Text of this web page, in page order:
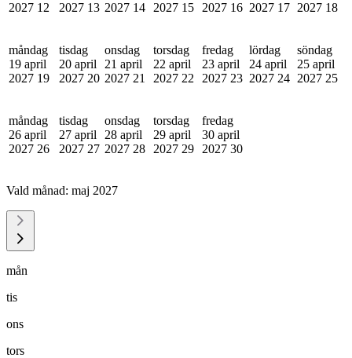
2027 12 2027 13 2027 14 2027 15 2027 16 2027 17 2027 18
måndag
19 april
2027 19
tisdag
20 april
2027 20
onsdag
21 april
2027 21
torsdag
22 april
2027 22
fredag
23 april
2027 23
lördag
24 april
2027 24
söndag
25 april
2027 25
måndag
26 april
2027 26
tisdag
27 april
2027 27
onsdag
28 april
2027 28
torsdag
29 april
2027 29
fredag
30 april
2027 30
Vald månad: maj 2027
mån
tis
ons
tors